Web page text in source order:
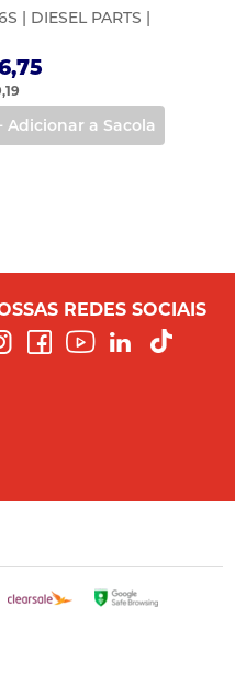
| DIESEL PARTS |
Adicionar a Sacola
REDES SOCIAIS